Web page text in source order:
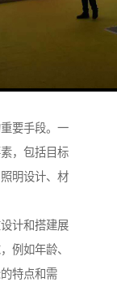
要手段。一
，包括目标
明设计、材
计和搭建展
例如年龄、
特点和需